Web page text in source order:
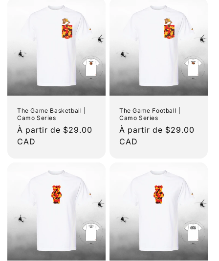
The Game Basketball |
Camo Series
Prix
habituel
À partir de $29.00
CAD
The Game Football |
Camo Series
Prix
habituel
À partir de $29.00
CAD